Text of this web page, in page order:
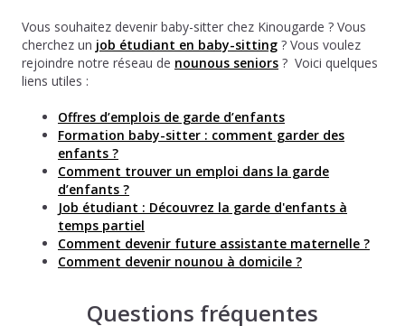
Vous souhaitez devenir baby-sitter chez Kinougarde ? Vous
cherchez un job étudiant en baby-sitting ? Vous voulez
rejoindre notre réseau de nounous seniors ? Voici quelques
liens utiles :
Offres d’emplois de garde d’enfants
Formation baby-sitter : comment garder des
enfants ?
Comment trouver un emploi dans la garde
d’enfants ?
Job étudiant : Découvrez la garde d'enfants à
temps partiel
Comment devenir future assistante maternelle ?
Comment devenir nounou à domicile ?
Questions fréquentes